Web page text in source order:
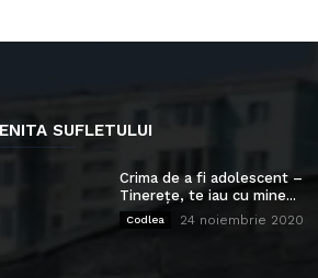
SUFLETULUI
Crima de a fi adolescent –
Tinerețe, te iau cu mine...
Codlea 24 noiembrie 2020